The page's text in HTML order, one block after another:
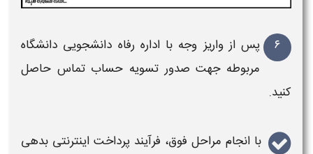
۶
پس از واریز وجه با اداره رفاه دانشجویی دانشگاه
مربوطه جهت صدور تسویه حساب تماس حاصل
کنید.
با انجام مراحل فوق، فرآیند پرداخت اینترنتی بدهی